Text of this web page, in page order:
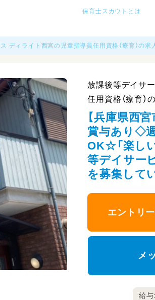
保育士スカウトとは
ディライト西宮の児童指導員任用資格（療育）の求
放課後等デイサ
任用資格（療育）
【兵庫県西
賞与あり◇
OK☆「楽し
等デイサー
を募集して
エントリ
メ
給